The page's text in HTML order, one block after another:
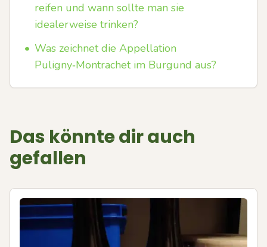
reifen und wann sollte man sie
idealerweise trinken?
• Was zeichnet die Appellation
Puligny‑Montrachet im Burgund aus?
Das könnte dir auch
gefallen